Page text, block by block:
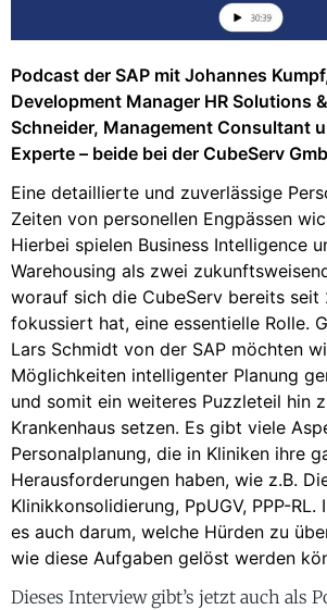
Podcast der SAP mit Johannes
Development Manager HR Solutions
Schneider, Management Consultant
Experte – beide bei der CubeServ
Eine detaillierte und zuverlässige
Zeiten von personellen Engpässen
Hierbei spielen Business Intelligence
Warehousing als zwei
worauf sich die CubeServ bereits seit
fokussiert hat, eine essentielle Rolle.
Lars Schmidt von der SAP möchten
Möglichkeiten intelligenter Planung
und somit ein weiteres Puzzleteil hin
Krankenhaus setzen. Es gibt viele
Personalplanung, die in Kliniken ihre
Herausforderungen haben, wie z.B.
Klinikkonsolidierung, PpUGV, PPP-
es auch darum, welche Hürden zu
wie diese Aufgaben gelöst werden
Dieses Interview gibt’s jetzt auch als